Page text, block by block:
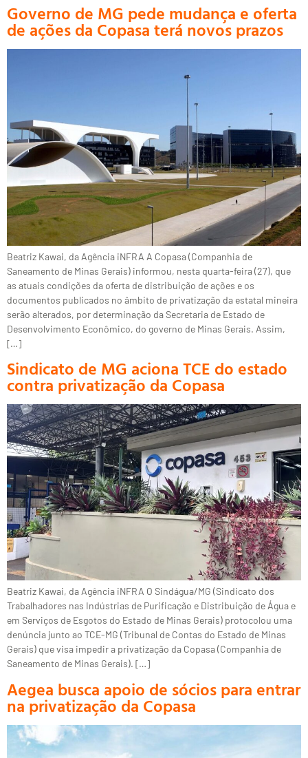
Governo de MG pede mudança e oferta
de ações da Copasa terá novos prazos
Beatriz Kawai, da Agência iNFRA A Copasa (Companhia de
Saneamento de Minas Gerais) informou, nesta quarta-feira (27), que
as atuais condições da oferta de distribuição de ações e os
documentos publicados no âmbito de privatização da estatal mineira
serão alterados, por determinação da Secretaria de Estado de
Desenvolvimento Econômico, do governo de Minas Gerais. Assim,
[…]
Sindicato de MG aciona TCE do estado
contra privatização da Copasa
Beatriz Kawai, da Agência iNFRA O Sindágua/MG (Sindicato dos
Trabalhadores nas Indústrias de Purificação e Distribuição de Água e
em Serviços de Esgotos do Estado de Minas Gerais) protocolou uma
denúncia junto ao TCE-MG (Tribunal de Contas do Estado de Minas
Gerais) que visa impedir a privatização da Copasa (Companhia de
Saneamento de Minas Gerais). […]
Aegea busca apoio de sócios para entrar
na privatização da Copasa